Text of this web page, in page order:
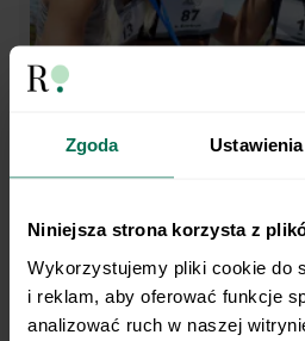
Zgoda Ustawienia
Niniejsza strona korzysta z
Wykorzystujemy pliki cookie do
i reklam, aby oferować funkcje
analizować ruch w naszej
Trenujesz
My robimy
Opieka dietetyka
żywieniowy dopasowany
treningów i sportowych